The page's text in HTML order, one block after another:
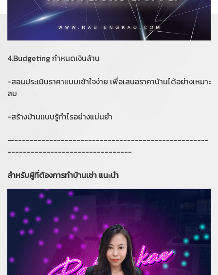
4.Budgeting กำหนดเงินล้าน
-สอนประเมินราคาแบบเข้าใจง่าย เพื่อเสนอราคาบ้านได้อย่างเหมาะ
สม
-สร้างบ้านแบบรู้กำไรอย่างแม่นยำ
—--------------------------------------------------
--------------------------------
สำหรับผู้ที่ต้องการทำบ้านเช่า แนะนำ